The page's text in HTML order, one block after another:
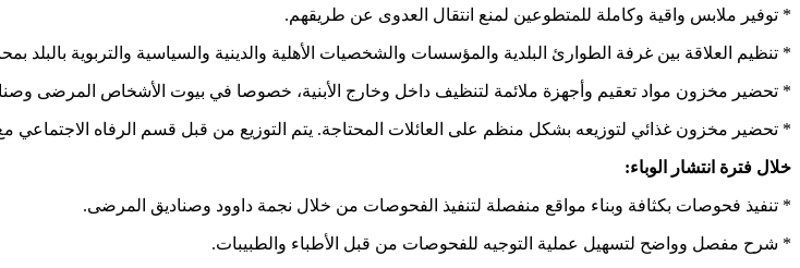
* توفير ملابس واقية وكاملة للمتطوعين لمنع انتقال العدوى عن طريقهم.
* تنظيم العلاقة بين غرفة الطوارئ البلدية والمؤسسات والشخصيات الأهلية والدينية والسياسية والتربوية
* تحضير مخزون مواد تعقيم وأجهزة ملائمة لتنظيف داخل وخارج الأبنية، خصوصا في بيوت الأشخاص المرضى
* تحضير مخزون غذائي لتوزيعه بشكل منظم على العائلات المحتاجة. يتم التوزيع من قبل قسم الرفاه الاجتماعي مع
خلال فترة انتشار الوباء:
* تنفيذ فحوصات بكثافة وبناء مواقع منفصلة لتنفيذ الفحوصات من خلال نجمة داوود وصناديق المرضى.
* شرح مفصل وواضح لتسهيل عملية التوجيه للفحوصات من قبل الأطباء والطبيبات.